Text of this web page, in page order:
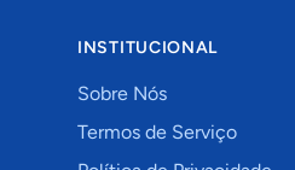
INSTITUCIONAL
Sobre Nós
Termos de Serviço